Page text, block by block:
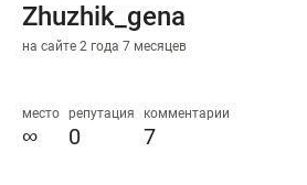
Zhuzhik_gena
на сайте 2 года 7 месяцев
место
∞
репутация
0
комментарии
7